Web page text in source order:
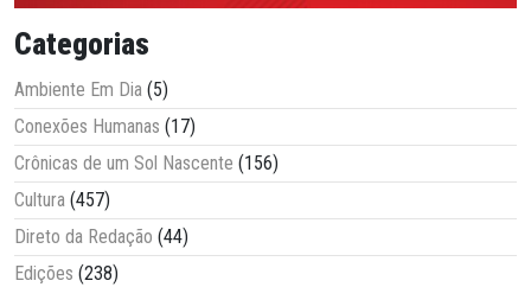
Categorias
Ambiente Em Dia (5)
Conexões Humanas (17)
Crônicas de um Sol Nascente (156)
Cultura (457)
Direto da Redação (44)
Edições (238)